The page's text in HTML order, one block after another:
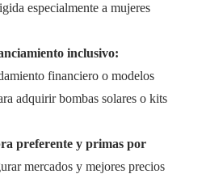
especialmente a mujeres
inclusivo:
financiero o modelos
adquirir bombas solares o kits
preferente y primas por
mercados y mejores precios